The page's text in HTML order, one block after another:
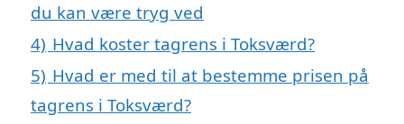
du kan være tryg ved
4) Hvad koster tagrens i Toksværd?
5) Hvad er med til at bestemme prisen på
tagrens i Toksværd?